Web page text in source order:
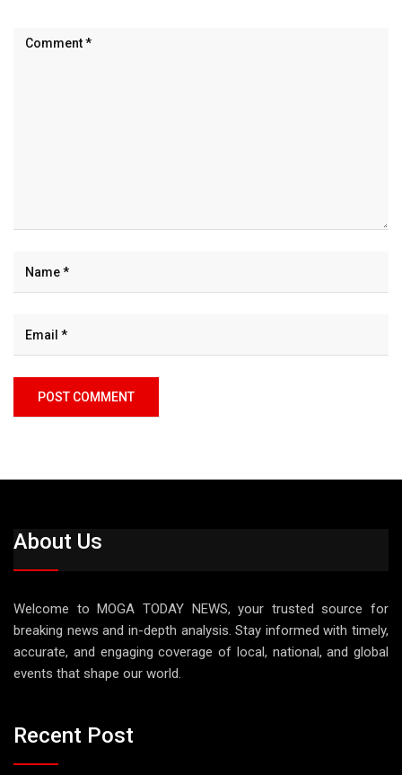
About Us
Welcome to MOGA TODAY NEWS, your trusted source for
breaking news and in-depth analysis. Stay informed with timely,
accurate, and engaging coverage of local, national, and global
events that shape our world.
Recent Post